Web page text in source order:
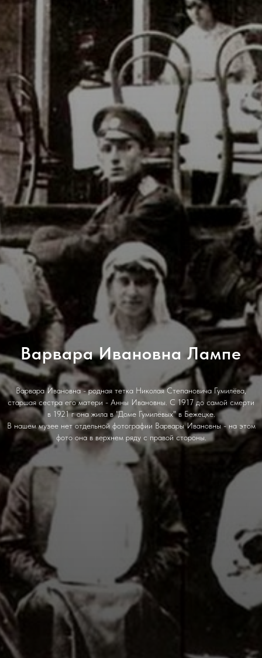
Варвара Ивановна Лампе
Варвара Ивановна - родная тетка Николая Степановича Гумилёва,
старшая сестра его матери - Анны Ивановны. С 1917 до самой смерти
в 1921 г она жила в "Доме Гумилёвых" в Бежецке.
В нашем музее нет отдельной фотографии Варвары Ивановны - на этом
фото она в верхнем ряду с правой стороны.